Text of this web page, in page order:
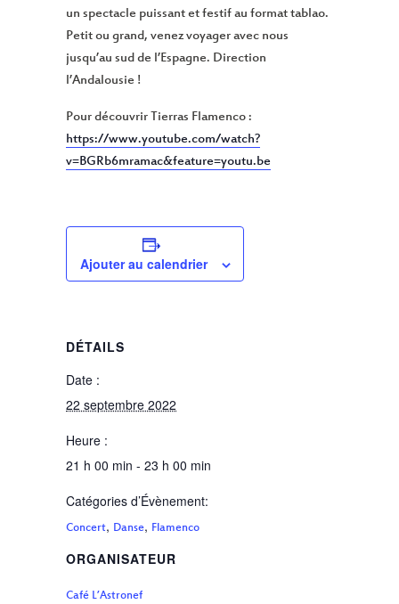
un spectacle puissant et festif au format tablao.
Petit ou grand, venez voyager avec nous
jusqu’au sud de l’Espagne. Direction
l’Andalousie !
Pour découvrir Tierras Flamenco :
https://www.youtube.com/watch?
v=BGRb6mramac&feature=youtu.be
Ajouter au calendrier
DÉTAILS
Date :
22 septembre 2022
Heure :
21 h 00 min - 23 h 00 min
Catégories d’Évènement:
Concert, Danse, Flamenco
ORGANISATEUR
Café L’Astronef